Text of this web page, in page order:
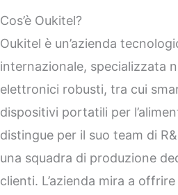
Cos’è Oukitel?
Oukitel è un’azienda
internazionale, specializzata
elettronici robusti, tra cui
dispositivi portatili per
distingue per il suo team di
una squadra di produzione
clienti. L’azienda mira a